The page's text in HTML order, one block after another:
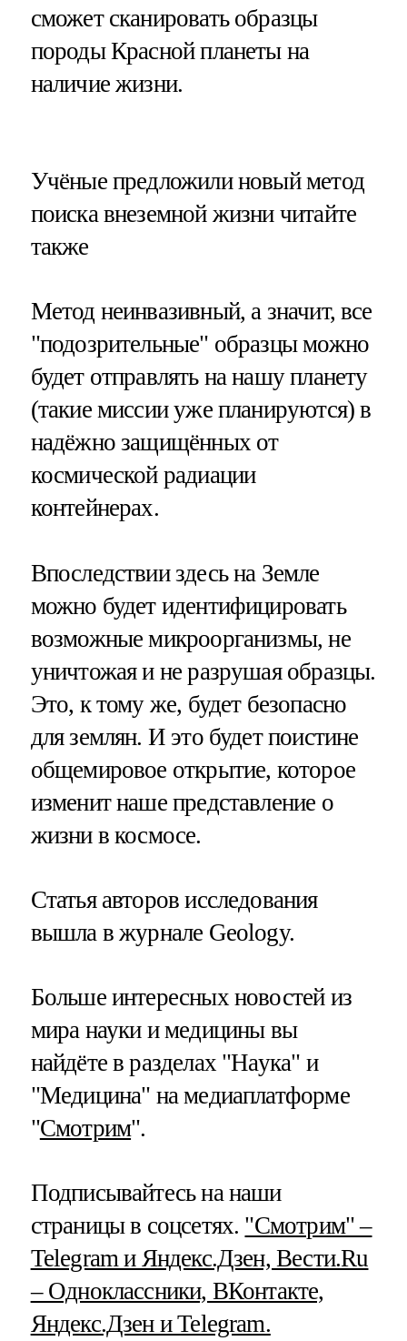
сможет сканировать образцы
породы Красной планеты на
наличие жизни.
​Учёные предложили новый метод
поиска внеземной жизни читайте
также
Метод неинвазивный, а значит, все
"подозрительные" образцы можно
будет отправлять на нашу планету
(такие миссии уже планируются) в
надёжно защищённых от
космической радиации
контейнерах.
Впоследствии здесь на Земле
можно будет идентифицировать
возможные микроорганизмы, не
уничтожая и не разрушая образцы.
Это, к тому же, будет безопасно
для землян. И это будет поистине
общемировое открытие, которое
изменит наше представление о
жизни в космосе.
Статья авторов исследования
вышла в журнале Geology.
Больше интересных новостей из
мира науки и медицины вы
найдёте в разделах "Наука" и
"Медицина" на медиаплатформе
"Смотрим".
Подписывайтесь на наши
страницы в соцсетях. "Смотрим" –
Telegram и Яндекс.Дзен, Вести.Ru
– Одноклассники, ВКонтакте,
Яндекс.Дзен и Telegram.